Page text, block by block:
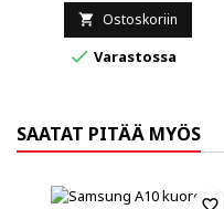
 Ostoskoriin
 Varastossa
SAATAT PITÄÄ MYÖS
favorite_border